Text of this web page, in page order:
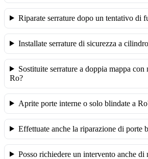
Riparate serrature dopo un tentativo di
Installate serrature di sicurezza a
Sostituite serrature a doppia mappa con
Ro?
Aprite porte interne o solo blindate a
Effettuate anche la riparazione di porte
Posso richiedere un intervento anche di